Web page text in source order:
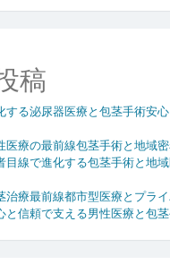
稿
する泌尿器医療と包茎手術安
医療の最前線包茎手術と地域
目線で進化する包茎手術と地
治療最前線都市型医療とプラ
と信頼で支える男性医療と包